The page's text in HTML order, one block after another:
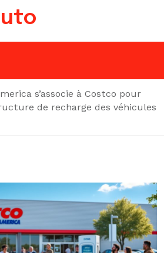
s’associe à Costco pour
de recharge des véhicules